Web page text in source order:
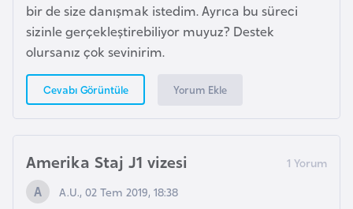
bir de size danışmak istedim. Ayrıca bu süreci
sizinle gerçekleştirebiliyor muyuz? Destek
olursanız çok sevinirim.
Cevabı Görüntüle Yorum Ekle
Amerika Staj J1 vizesi
A.U., 02 Tem 2019, 18:38
K
o
n
g
o
ü
b